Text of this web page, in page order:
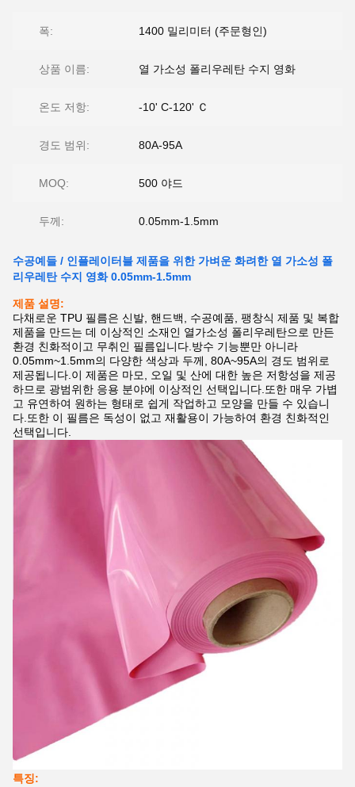
폭: 1400 밀리미터 (주문형인)
상품 이름: 열 가소성 폴리우레탄 수지 영화
온도 저항: -10' C-120' Ｃ
경도 범위: 80A-95A
MOQ: 500 야드
두께: 0.05mm-1.5mm
수공예들 / 인플레이터블 제품을 위한 가벼운 화려한 열 가소성 폴
리우레탄 수지 영화 0.05mm-1.5mm
제품 설명:
다채로운 TPU 필름은 신발, 핸드백, 수공예품, 팽창식 제품 및 복합
제품을 만드는 데 이상적인 소재인 열가소성 폴리우레탄으로 만든
환경 친화적이고 무취인 필름입니다.방수 기능뿐만 아니라
0.05mm~1.5mm의 다양한 색상과 두께, 80A~95A의 경도 범위로
제공됩니다.이 제품은 마모, 오일 및 산에 대한 높은 저항성을 제공
하므로 광범위한 응용 분야에 이상적인 선택입니다.또한 매우 가볍
고 유연하여 원하는 형태로 쉽게 작업하고 모양을 만들 수 있습니
다.또한 이 필름은 독성이 없고 재활용이 가능하여 환경 친화적인
선택입니다.
특징: